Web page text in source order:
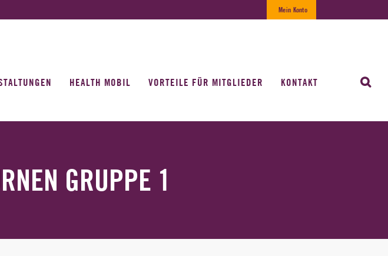
Mein Konto
HEALTH MOBIL VORTEILE FÜR MITGLIEDER KONTAKT
GRUPPE 1